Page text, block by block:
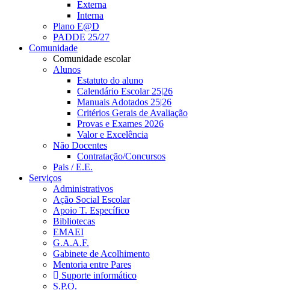
Externa
Interna
Plano E@D
PADDE 25/27
Comunidade
Comunidade escolar
Alunos
Estatuto do aluno
Calendário Escolar 25|26
Manuais Adotados 25|26
Critérios Gerais de Avaliação
Provas e Exames 2026
Valor e Excelência
Não Docentes
Contratação/Concursos
Pais / E.E.
Serviços
Administrativos
Ação Social Escolar
Apoio T. Específico
Bibliotecas
EMAEI
G.A.A.F.
Gabinete de Acolhimento
Mentoria entre Pares
Suporte informático
S.P.O.